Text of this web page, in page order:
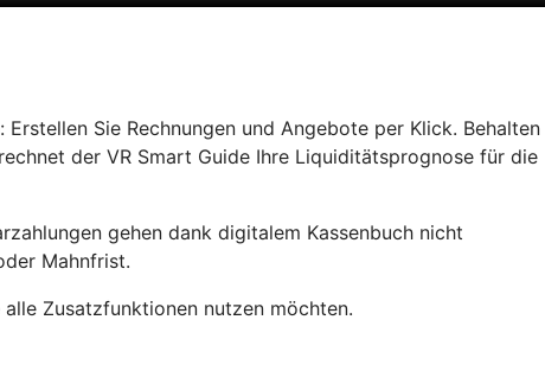
Sie Rechnungen und Angebote per Klick. Behalten
der VR Smart Guide Ihre Liquiditätsprognose für die
gehen dank digitalem Kassenbuch nicht
Mahnfrist.
Zusatzfunktionen nutzen möchten.